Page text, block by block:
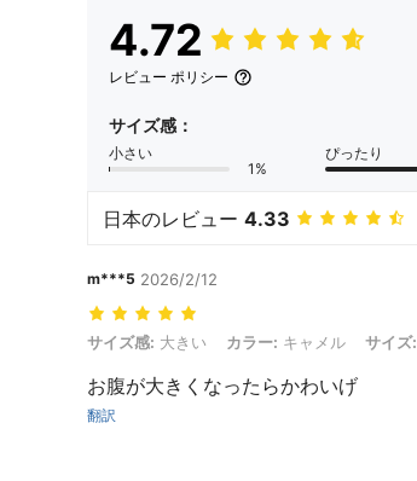
4.72
レビュー ポリシー
サイズ感：
小さい
1%
ぴったり
日本のレビュー 4.33
m***5 2026/2/12
サイズ感: 大きい, カラー: キャメル, サイズ: S
サイズ感: 大きい カラー: キャメル サイズ:
お腹が大きくなったらかわいげ
翻訳